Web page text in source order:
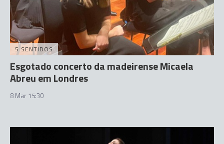
5 SENTIDOS
Esgotado concerto da madeirense Micaela
Abreu em Londres
8 Mar 15:30